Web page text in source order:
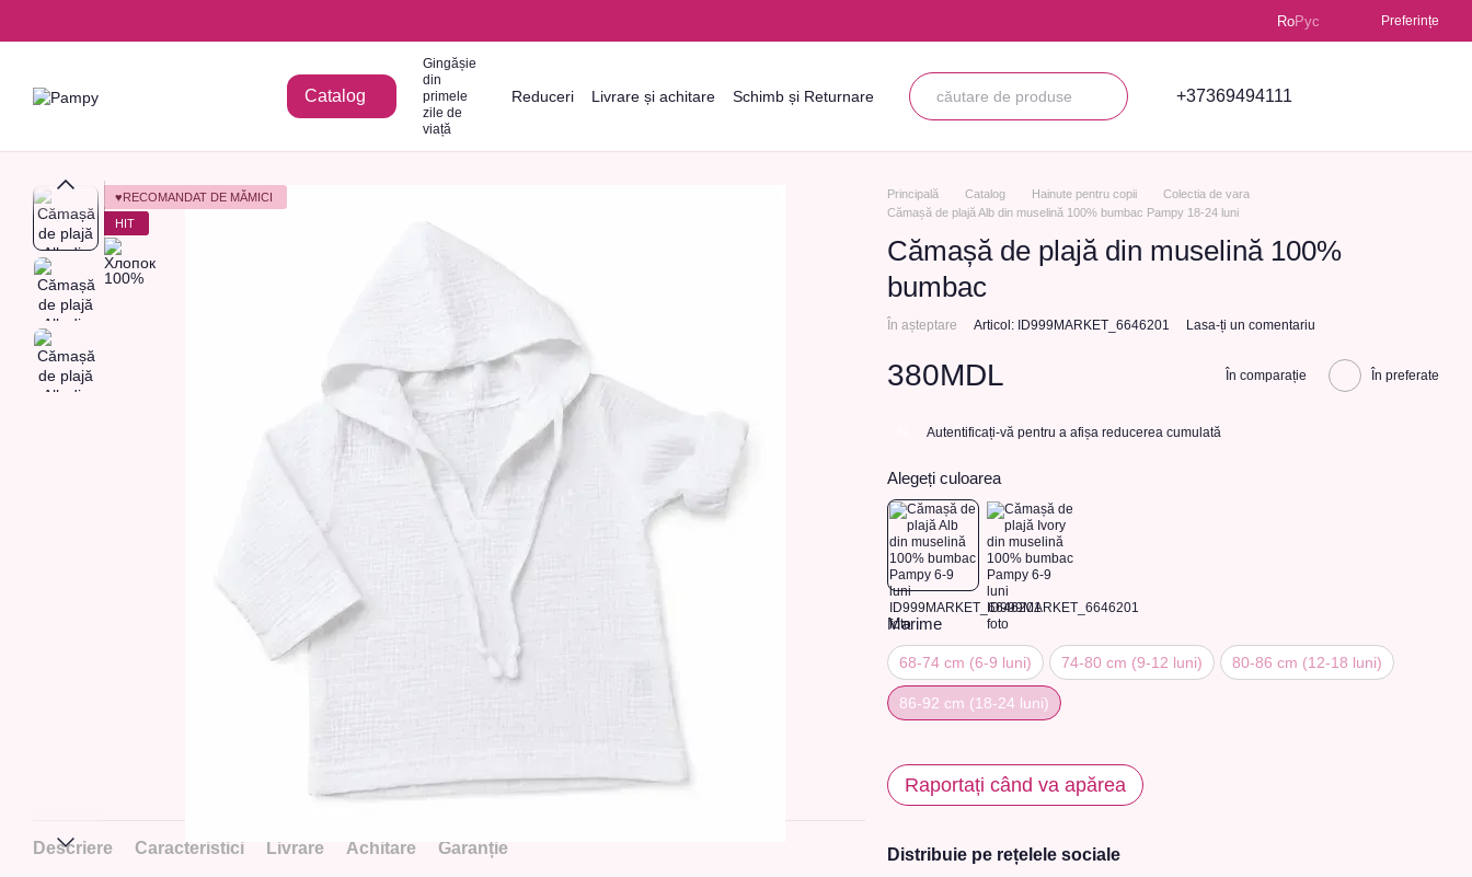
RoРус Preferințe
Catalog
Gingășie
din
primele
zile de
viață
Reduceri Livrare și achitare
Schimb și Returnare
+37369494111
♥RECOMANDAT DE MĂMICI
HIT
Descriere Caracteristici Livrare Achitare Garanție
Principală Catalog Hainute pentru copii
Colectia de vara
Cămașă de plajă Alb din muselină 100% bumbac Pampy 18-24 luni
Cămașă de plajă din muselină 100%
bumbac
În așteptare Articol: ID999MARKET_6646201 Lasa-ți un comentariu
380MDL În comparație În preferate
Autentificați-văpentru a afișa reducerea cumulată
Alegeți culoarea
Marime
68-74 сm (6-9 luni) 74-80 сm (9-12 luni) 80-86 сm (12-18 luni)
86-92 сm (18-24 luni)
Raportați când va apărea
Distribuie pe rețelele sociale